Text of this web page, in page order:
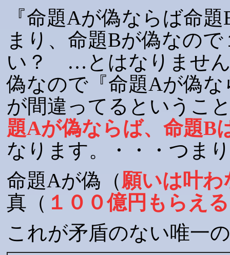
『命題Aが偽ならば命
まり、命題Bが偽なの
い？ …とはなりません
偽なので『命題Aが偽
が間違ってるというこ
題Aが偽ならば、命題B
なります。・・・つま
命題Aが偽（願いは叶わ
真（ １００億円もらえる
これが矛盾のない唯一